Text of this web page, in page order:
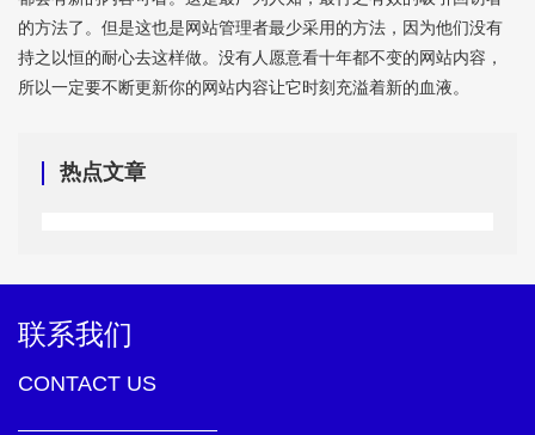
的方法了。但是这也是网站管理者最少采用的方法，因为他们没有
持之以恒的耐心去这样做。没有人愿意看十年都不变的网站内容，
所以一定要不断更新你的网站内容让它时刻充溢着新的血液。
热点文章
联系我们
CONTACT US